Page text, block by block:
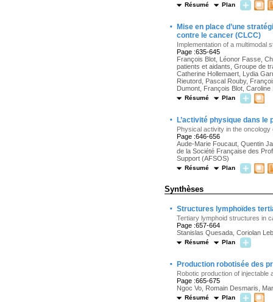
Résumé Plan
·
Mise en place d’une
contre le cancer (CLCC)
Implementation of a multimodal
Page :635-645
François Blot, Léonor Fasse,
patients et aidants, Groupe de
Catherine Hollemaert, Lydia
Rieutord, Pascal Rouby,
Dumont, François Blot,
Résumé Plan
· L’activité physique dans
Physical activity in the
Page :646-656
Aude-Marie Foucaut, Quentin
de la Société Française des
Support (AFSOS)
Résumé Plan
Synthèses
· Structures lymphoïdes
Tertiary lymphoid structures in
Page :657-664
Stanislas Quesada, Coriolan
Résumé Plan
· Production robotisée des
Robotic production of injectable
Page :665-675
Ngoc Vo, Romain Desmaris,
Résumé Plan